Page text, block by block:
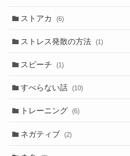
ストアカ (6)
ストレス発散の方法 (1)
スピーチ (1)
すべらない話 (10)
トレーニング (6)
ネガティブ (2)